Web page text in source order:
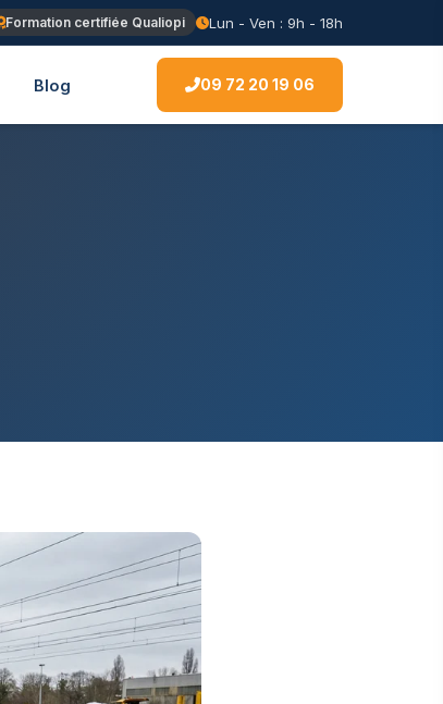
Formation certifiée Qualiopi Lun - Ven : 9h - 18h
Blog 09 72 20 19 06